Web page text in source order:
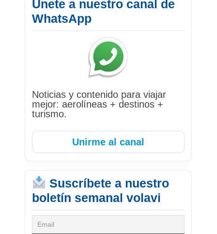
Únete a nuestro canal de
WhatsApp
Noticias y contenido para viajar
mejor: aerolíneas + destinos +
turismo.
Unirme al canal
Suscríbete a nuestro
boletín semanal volavi